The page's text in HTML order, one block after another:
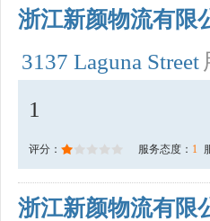
浙江新颜物流有限
3137 Laguna Street
1
评分： 服务态度： 1
浙江新颜物流有限